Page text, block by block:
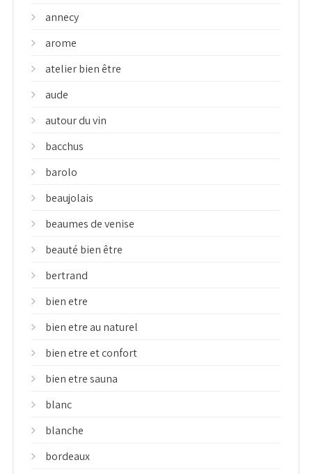
annecy
arome
atelier bien être
aude
autour du vin
bacchus
barolo
beaujolais
beaumes de venise
beauté bien être
bertrand
bien etre
bien etre au naturel
bien etre et confort
bien etre sauna
blanc
blanche
bordeaux